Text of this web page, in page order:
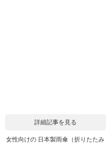
詳細記事を見る
女性向けの 日本製雨傘（折りたたみ